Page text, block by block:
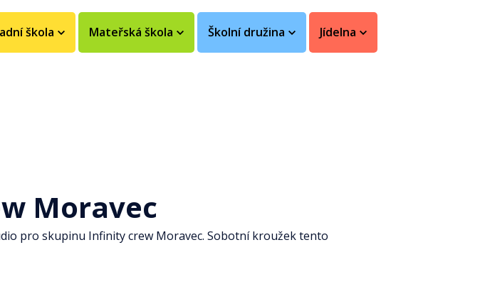
škola Mateřská škola Školní družina Jídelna
Moravec
pro skupinu Infinity crew Moravec. Sobotní kroužek tento